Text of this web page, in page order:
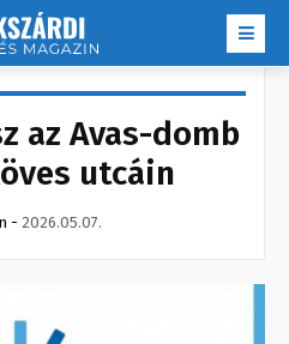
az Avas-domb
utcáin
- 2026.05.07.